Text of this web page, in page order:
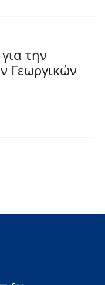
την
Γεωργικών